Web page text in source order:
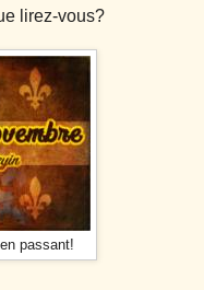
lirez-vous?
passant!